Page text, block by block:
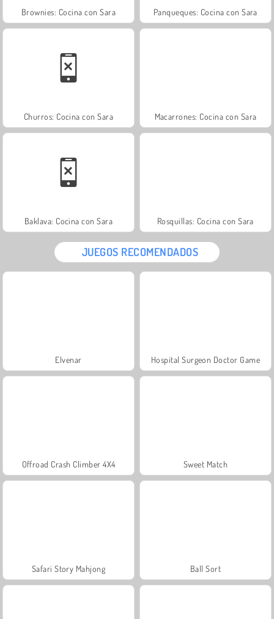
Brownies: Cocina con Sara Panqueques: Cocina con Sara
Churros: Cocina con Sara Macarrones: Cocina con Sara
Baklava: Cocina con Sara Rosquillas: Cocina con Sara
JUEGOS RECOMENDADOS
Elvenar Hospital Surgeon Doctor Game
Offroad Crash Climber 4X4 Sweet Match
Safari Story Mahjong Ball Sort